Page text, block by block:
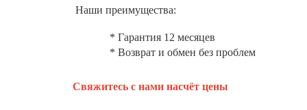
Наши преимущества:
* Гарантия 12 месяцев
* Возврат и обмен без проблем
Свяжитесь с нами насчёт цены